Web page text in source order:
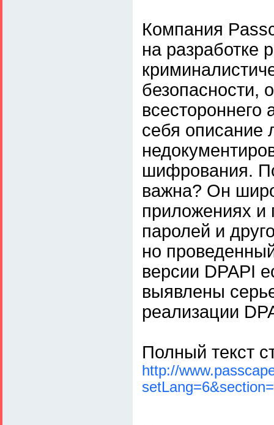
Компания
на разработке
безопасности,
всестороннего
себя описание
шифрования.
важна? Он
приложениях и
паролей и
но
версии DPAPI
выявлены
реализации
Полный текст
http://